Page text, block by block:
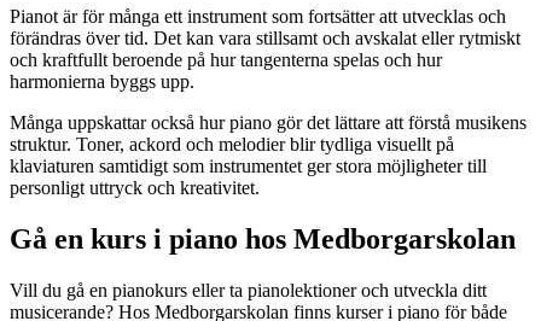
Pianot är för många ett instrument som fortsätter att utvecklas och
förändras över tid. Det kan vara stillsamt och avskalat eller rytmiskt
och kraftfullt beroende på hur tangenterna spelas och hur
harmonierna byggs upp.
Många uppskattar också hur piano gör det lättare att förstå musikens
struktur. Toner, ackord och melodier blir tydliga visuellt på
klaviaturen samtidigt som instrumentet ger stora möjligheter till
personligt uttryck och kreativitet.
Gå en kurs i piano hos Medborgarskolan
Vill du gå en pianokurs eller ta pianolektioner och utveckla ditt
musicerande? Hos Medborgarskolan finns kurser i piano för både